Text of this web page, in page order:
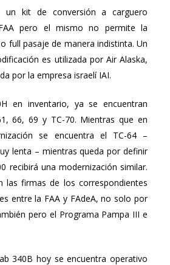
un kit de conversión a carguero
pero el mismo no permite la
full pasaje de manera indistinta. Un
es utilizada por Air Alaska,
por la empresa israelí IAI.
en inventario, ya se encuentran
66, 69 y TC-70. Mientras que en
se encuentra el TC-64 –
lenta – mientras queda por definir
recibirá una modernización similar.
las firmas de los correspondientes
entre la FAA y FAdeA, no solo por
pero el Programa Pampa III e
340B hoy se encuentra operativo